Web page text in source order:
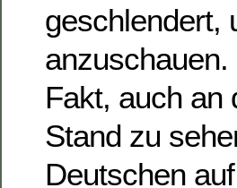
geschlendert,
Fakt, auch an
Stand zu
Deutschen